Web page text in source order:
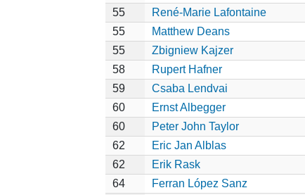
55
René-Marie Lafontaine
55
Matthew Deans
55
Zbigniew Kajzer
58
Rupert Hafner
59
Csaba Lendvai
60
Ernst Albegger
60
Peter John Taylor
62
Eric Jan Alblas
62
Erik Rask
64
Ferran López Sanz